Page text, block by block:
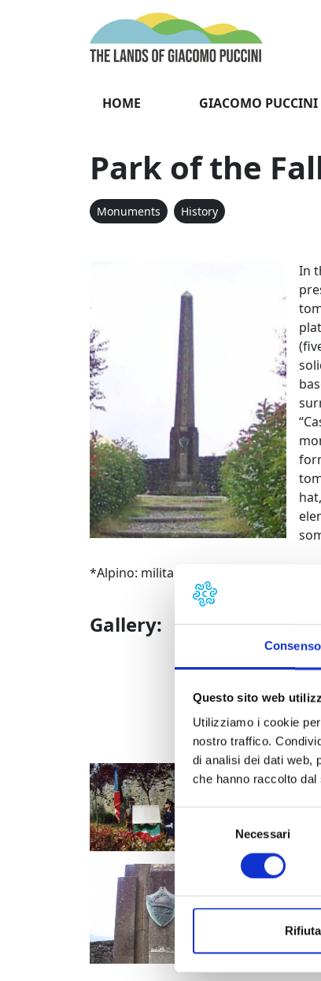
Consenso
Questo sito web
Utilizziamo i cookie
nostro traffico.
di analisi dei dati web,
che hanno raccolto
Selezione
del
consenso
Necessari
Rifiuta
HOME GIACOMO PUCCINI
Park of the
Monuments History
In
*Alpino: military man belonging to
Gallery:
Parco dei
Parco dei